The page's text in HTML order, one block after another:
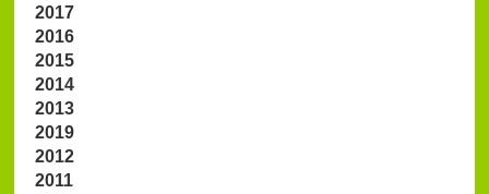
2017
2016
2015
2014
2013
2019
2012
2011